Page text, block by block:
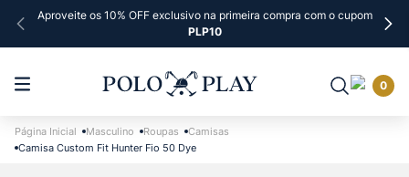
Aproveite os 10% OFF exclusivo na primeira compra com o cupom
PLP10
0
Masculino Roupas
Camisas
Camisa Custom Fit Hunter Fio 50 Dye